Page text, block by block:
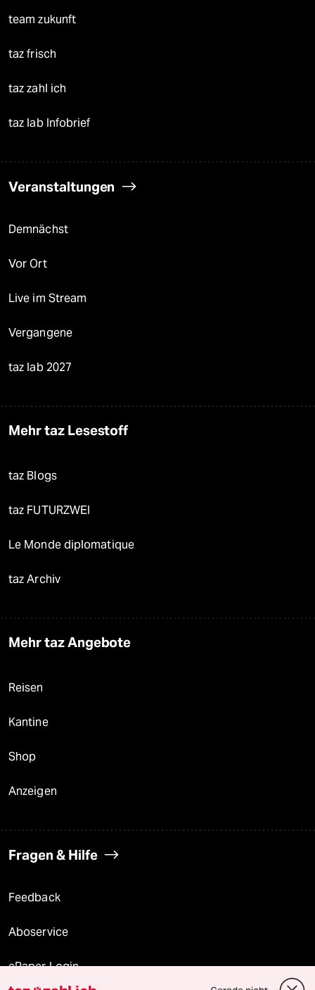
team zukunft
taz frisch
taz zahl ich
taz lab Infobrief
Veranstaltungen
Demnächst
Vor Ort
Live im Stream
Vergangene
taz lab 2027
Mehr taz Lesestoff
taz Blogs
taz FUTURZWEI
Le Monde diplomatique
taz Archiv
Mehr taz Angebote
Reisen
Kantine
Shop
Anzeigen
Fragen & Hilfe
Feedback
Aboservice
ePaper Login